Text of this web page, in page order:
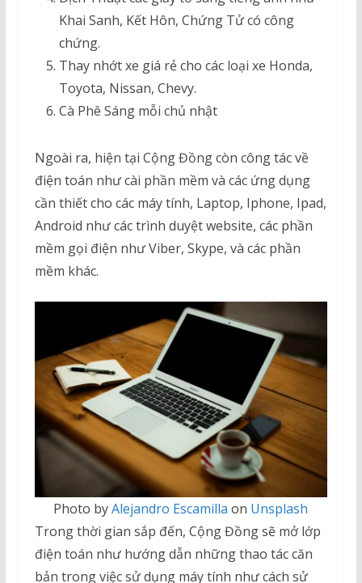
Khai Sanh, Kết Hôn, Chứng Tử có công
chứng.
Thay nhớt xe giá rẻ cho các loại xe Honda,
Toyota, Nissan, Chevy.
Cà Phê Sáng mỗi chủ nhật
Ngoài ra, hiện tại Cộng Đồng còn công tác về
điện toán như cài phần mềm và các ứng dụng
cần thiết cho các máy tính, Laptop, Iphone, Ipad,
Android như các trình duyệt website, các phần
mềm gọi điện như Viber, Skype, và các phần
mềm khác.
Photo byAlejandro Escamilla on Unsplash
Trong thời gian sắp đến, Cộng Đồng sẽ mở lớp
điện toán như hướng dẫn những thao tác căn
bản trong việc sử dụng máy tính như cách sử